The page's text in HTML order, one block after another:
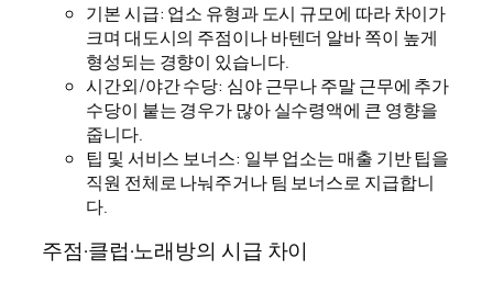
기본 시급: 업소 유형과 도시 규모에 따라 차이가
크며 대도시의 주점이나 바텐더 알바 쪽이 높게
형성되는 경향이 있습니다.
시간외/야간 수당: 심야 근무나 주말 근무에 추가
수당이 붙는 경우가 많아 실수령액에 큰 영향을
줍니다.
팁 및 서비스 보너스: 일부 업소는 매출 기반 팁을
직원 전체로 나눠주거나 팀 보너스로 지급합니
다.
주점·클럽·노래방의 시급 차이